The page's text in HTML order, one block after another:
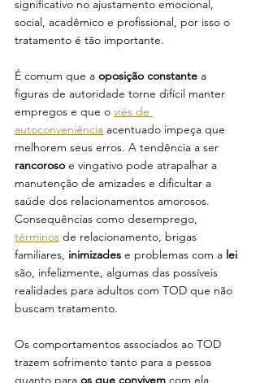
significativo no ajustamento emocional,
social, acadêmico e profissional, por isso o
tratamento é tão importante.
É comum que a oposição constante a
figuras de autoridade torne difícil manter
empregos e que o viés de
autoconveniência acentuado impeça que
melhorem seus erros. A tendência a ser
rancoroso e vingativo pode atrapalhar a
manutenção de amizades e dificultar a
saúde dos relacionamentos amorosos.
Consequências como desemprego,
términos de relacionamento, brigas
familiares, inimizades e problemas com a lei
são, infelizmente, algumas das possíveis
realidades para adultos com TOD que não
buscam tratamento.
Os comportamentos associados ao TOD
trazem sofrimento tanto para a pessoa
quanto para os que convivem com ela,